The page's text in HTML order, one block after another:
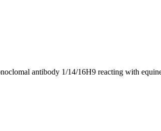
antibody 1/14/16H9 reacting with